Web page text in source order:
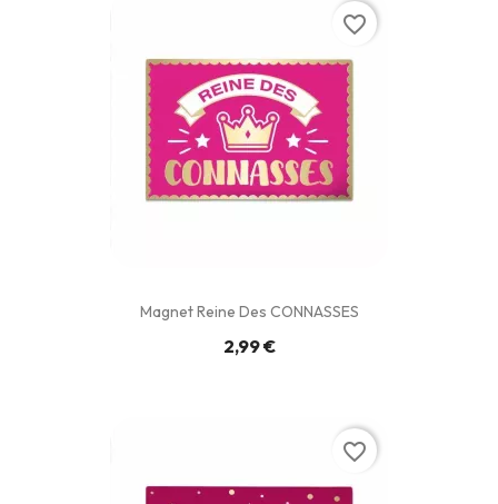
Magnet Reine Des CONNASSES
2,99 €
favorite_border
favorite_border